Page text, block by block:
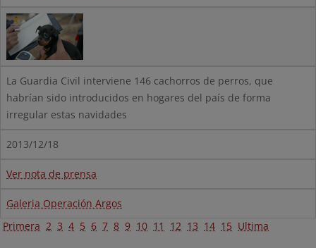
La Guardia Civil interviene 146 cachorros de perros, que
habrían sido introducidos en hogares del país de forma
irregular estas navidades
2013/12/18
Ver nota de prensa
Galeria Operación Argos
Primera 2 3 4 5 6 7 8 9 10 11 12 13 14 15 Ultima